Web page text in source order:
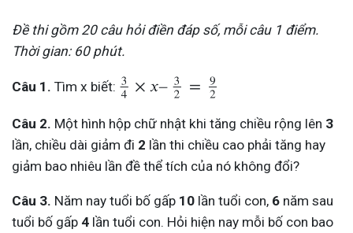
Đề thi gồm 20 câu hỏi điền đáp số, mỗi câu 1 điểm.
Thời gian: 60 phút.
Câu 1. Tìm x biết:
Câu 2. Một hình hộp chữ nhật khi tăng chiều rộng lên 3
lần, chiều dài giảm đi 2 lần thi chiều cao phải tăng hay
giảm bao nhiêu lần đề thể tích của nó không đổi?
Câu 3. Năm nay tuổi bố gấp 10 lần tuổi con, 6 năm sau
tuổi bố gấp 4 lần tuổi con. Hỏi hiện nay mỗi bố con bao